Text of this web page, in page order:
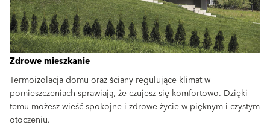
Zdrowe mieszkanie
Termoizolacja domu oraz ściany regulujące klimat w
pomieszczeniach sprawiają, że czujesz się komfortowo. Dzięki
temu możesz wieść spokojne i zdrowe życie w pięknym i czystym
otoczeniu.